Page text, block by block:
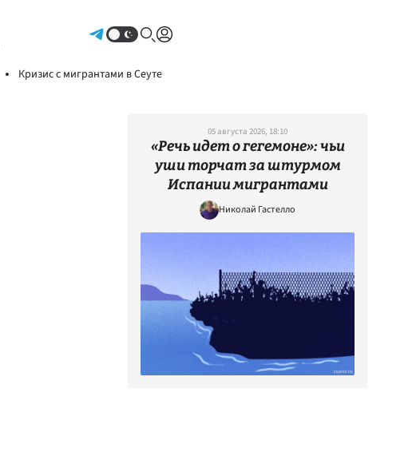
Кризис с мигрантами в Сеуте
05 августа 2026, 18:10
«Речь идет о гегемоне»: чьи
уши торчат за штурмом
Испании мигрантами
Николай Гастелло